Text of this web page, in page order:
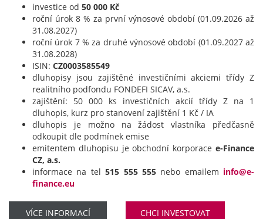
investice od 50 000 Kč
roční úrok 8 % za první výnosové období (01.09.2026 až
31.08.2027)
roční úrok 7 % za druhé výnosové období (01.09.2027 až
31.08.2028)
ISIN: CZ0003585549
dluhopisy jsou zajištěné investičními akciemi třídy Z
realitního podfondu FONDEFI SICAV, a.s.
zajištění: 50 000 ks investičních akcií třídy Z na 1
dluhopis, kurz pro stanovení zajištění 1 Kč / IA
dluhopis je možno na žádost vlastníka předčasně
odkoupit dle podmínek emise
emitentem dluhopisu je obchodní korporace e-Finance
CZ, a.s.
informace na tel515 555 555nebo emailem info@e-
finance.eu
VÍCE INFORMACÍ CHCI INVESTOVAT